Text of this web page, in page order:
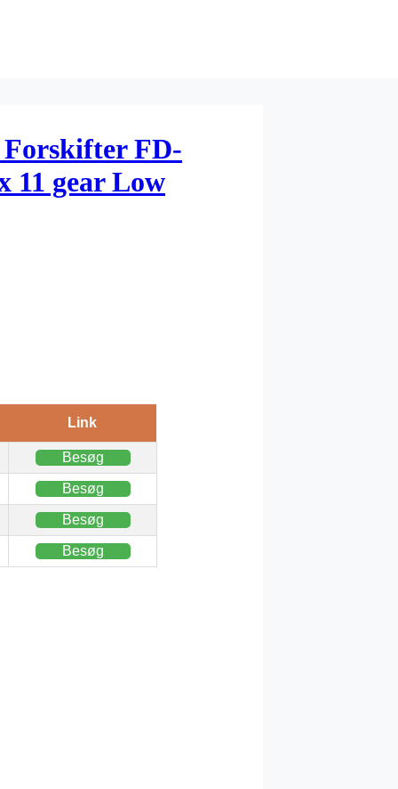
FD-
11 gear Low
Link
Besøg
Besøg
Besøg
Besøg